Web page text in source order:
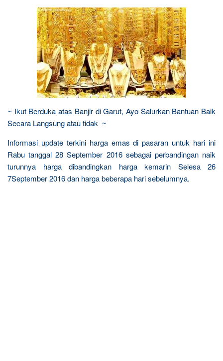
~ Ikut Berduka atas Banjir di Garut, Ayo Salurkan Bantuan Baik
Secara Langsung atau tidak ~
Informasi update terkini harga emas di pasaran untuk hari ini
Rabu tanggal 28 September 2016 sebagai perbandingan naik
turunnya harga dibandingkan harga kemarin Selesa 26
7September 2016 dan harga beberapa hari sebelumnya.